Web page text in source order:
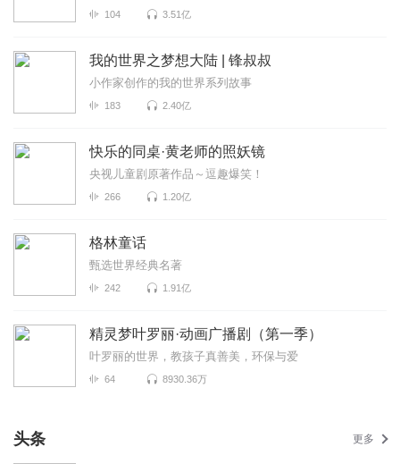
104 3.51亿
我的世界之梦想大陆 | 锋叔叔
小作家创作的我的世界系列故事
183 2.40亿
快乐的同桌·黄老师的照妖镜
央视儿童剧原著作品～逗趣爆笑！
266 1.20亿
格林童话
甄选世界经典名著
242 1.91亿
精灵梦叶罗丽·动画广播剧（第一季）
叶罗丽的世界，教孩子真善美，环保与爱
64 8930.36万
头条 更多